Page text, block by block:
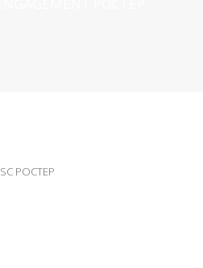
SC POCTEP